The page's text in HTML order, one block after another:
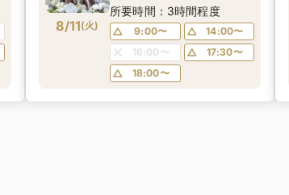
8/11(火)
しいチャペル ベスト100」
選出、ガラスのバージン
ロードチャペル模擬式＆試
食会｜マイナビ人気会場ラ
ンキング1位に選ばれました
所要時間：3時間程度
9:00〜
14:00〜
16:00〜
17:30〜
18:00〜